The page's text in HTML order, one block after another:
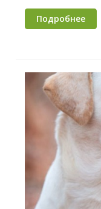
Подробнее